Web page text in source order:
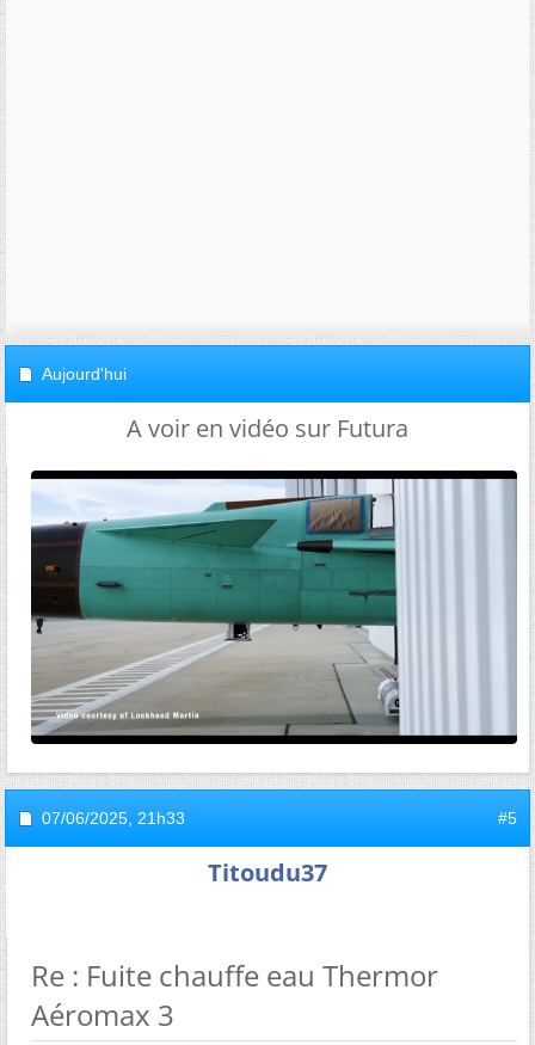
Aujourd'hui
A voir en vidéo sur Futura
07/06/2025, 21h33 #5
Titoudu37
Re : Fuite chauffe eau Thermor
Aéromax 3